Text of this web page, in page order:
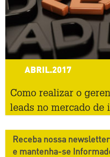
ABRIL.2017
Como realizar o
leads no mercado de
Receba nossa newsletter
e mantenha-se